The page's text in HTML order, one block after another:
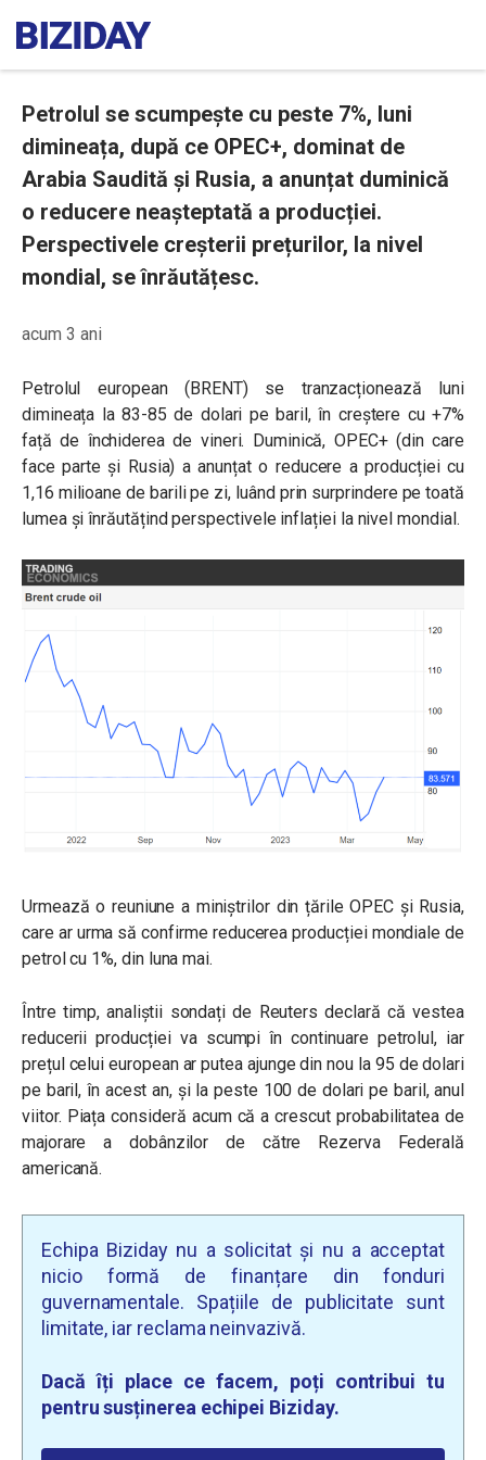
Petrolul se scumpește cu peste 7%, luni
dimineața, după ce OPEC+, dominat de
Arabia Saudită și Rusia, a anunțat duminică
o reducere neașteptată a producției.
Perspectivele creșterii prețurilor, la nivel
mondial, se înrăutățesc.
acum 3 ani
Petrolul european (BRENT) se tranzacționează luni
dimineața la 83-85 de dolari pe baril, în creștere cu +7%
față de închiderea de vineri. Duminică, OPEC+ (din care
face parte și Rusia) a anunțat o reducere a producției cu
1,16 milioane de barili pe zi, luând prin surprindere pe toată
lumea și înrăutățind perspectivele inflației la nivel mondial.
Urmează o reuniune a miniștrilor din țările OPEC și Rusia,
care ar urma să confirme reducerea producției mondiale de
petrol cu 1%, din luna mai.
Între timp, analiștii sondați de Reuters declară că vestea
reducerii producției va scumpi în continuare petrolul, iar
prețul celui european ar putea ajunge din nou la 95 de dolari
pe baril, în acest an, și la peste 100 de dolari pe baril, anul
viitor. Piața consideră acum că a crescut probabilitatea de
majorare a dobânzilor de către Rezerva Federală
americană.
Echipa Biziday nu a solicitat și nu a acceptat
nicio formă de finanțare din fonduri
guvernamentale. Spațiile de publicitate sunt
limitate, iar reclama neinvazivă.
Dacă îți place ce facem, poți contribui tu
pentru susținerea echipei Biziday.